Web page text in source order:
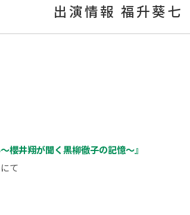
出演情報 福升葵七
櫻井翔が聞く黒柳徹子の記憶～』
て